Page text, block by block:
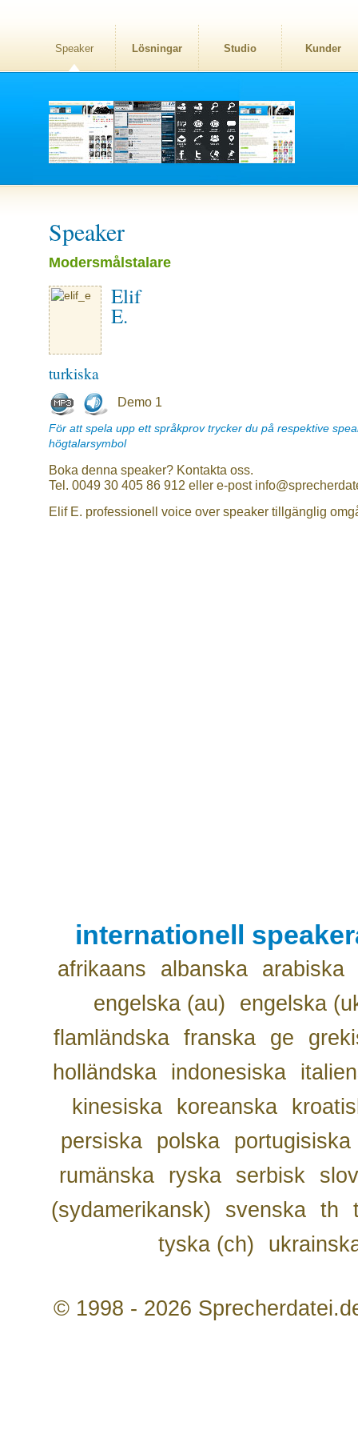
Speaker Lösningar Studio Kunder
Speaker
Modersmålstalare
Elif
E.
turkiska
Demo 1
För att spela upp ett språkprov trycker du på respektive
högtalarsymbol
Boka denna speaker? Kontakta oss.
Tel. 0049 30 405 86 912 eller e-post
Elif E. professionell voice over speaker tillgänglig
internationell
afrikaans albanska
arabiska
engelska (au)
engelska
flamländska franska ge
holländska
indonesiska
kinesiska
koreanska
persiska
polska
portugisiska
rumänska
ryska serbisk
(sydamerikansk)
svenska th
tyska (ch)
© 1998 - 2026